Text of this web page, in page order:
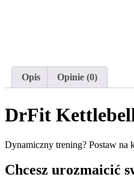
Opis Opinie (0)
DrFit
Dynamiczny trening? Postaw na
Chcesz urozmaicić